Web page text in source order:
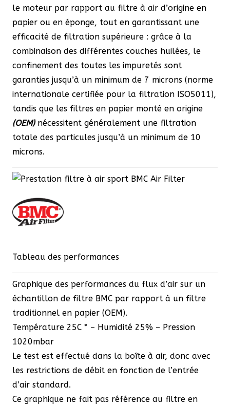
le moteur par rapport au filtre à air d’origine en
papier ou en éponge, tout en garantissant une
efficacité de filtration supérieure : grâce à la
combinaison des différentes couches huilées, le
confinement des toutes les impuretés sont
garanties jusqu’à un minimum de 7 microns (norme
internationale certifiée pour la filtration ISO5011),
tandis que les filtres en papier monté en origine
(OEM)nécessitent généralement une filtration
totale des particules jusqu’à un minimum de 10
microns.
Tableau des performances
Graphique des performances du flux d’air sur un
échantillon de filtre BMC par rapport à un filtre
traditionnel en papier (OEM).
Température 25C ° – Humidité 25% – Pression
1020mbar
Le test est effectué dans la boîte à air, donc avec
les restrictions de débit en fonction de l’entrée
d’air standard.
Ce graphique ne fait pas référence au filtre en